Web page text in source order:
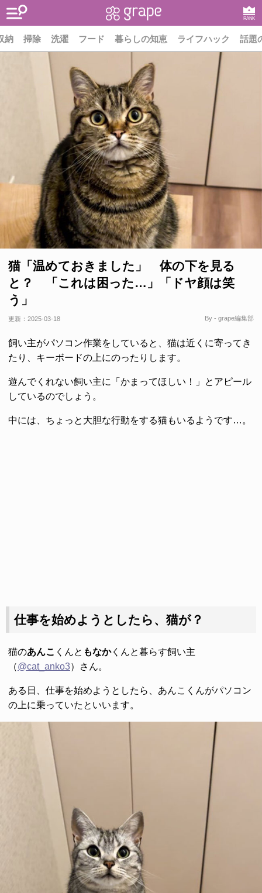
RANK
納 掃除 洗濯 フード 暮らしの知恵 ライフハック 話題
猫「温めておきました」 体の下を見る
と？ 「これは困った…」「ドヤ顔は笑
う」
更新： 2025-03-18 By - grape編集部
飼い主がパソコン作業をしていると、猫は近くに寄ってき
たり、キーボードの上にのったりします。
遊んでくれない飼い主に「かまってほしい！」とアピール
しているのでしょう。
中には、ちょっと大胆な行動をする猫もいるようです…。
仕事を始めようとしたら、猫が？
猫のあんこ くんと もなかくんと暮らす飼い主
（@cat_anko3）さん。
ある日、仕事を始めようとしたら、あんこくんがパソコン
の上に乗っていたといいます。